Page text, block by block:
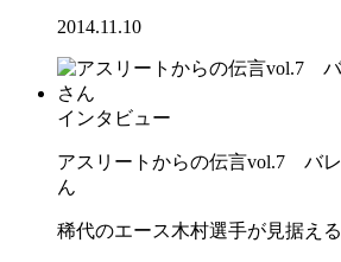
2014.11.10
インタビュー
アスリートからの伝言vol.7 バ
ん
稀代のエース木村選手が見据え